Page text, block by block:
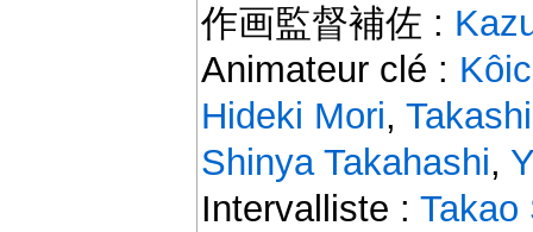
作画監督補佐 :
Animateur clé :
Hideki Mori,
Shinya Takahashi,
Intervalliste : Takao